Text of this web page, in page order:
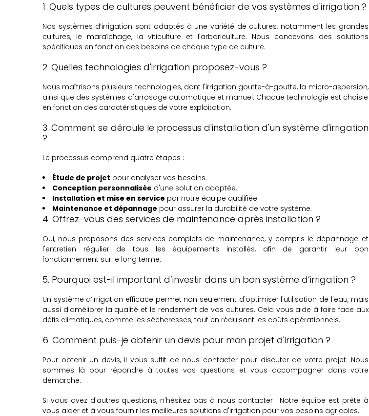
1. Quels types de cultures peuvent bénéficier de vos systèmes d'irrigation ?
Nos systèmes d’irrigation sont adaptés à une variété de cultures, notamment les grandes
cultures, le maraîchage, la viticulture et l'arboriculture. Nous concevons des solutions
spécifiques en fonction des besoins de chaque type de culture.
2. Quelles technologies d'irrigation proposez-vous ?
Nous maîtrisons plusieurs technologies, dont l'irrigation goutte-à-goutte, la micro-aspersion,
ainsi que des systèmes d'arrosage automatique et manuel. Chaque technologie est choisie
en fonction des caractéristiques de votre exploitation.
3. Comment se déroule le processus d'installation d'un système d'irrigation
?
Le processus comprend quatre étapes :
Étude de projet pour analyser vos besoins.
Conception personnalisée d'une solution adaptée.
Installation et mise en service par notre équipe qualifiée.
Maintenance et dépannage pour assurer la durabilité de votre système.
4. Offrez-vous des services de maintenance après installation ?
Oui, nous proposons des services complets de maintenance, y compris le dépannage et
l'entretien régulier de tous les équipements installés, afin de garantir leur bon
fonctionnement sur le long terme.
5. Pourquoi est-il important d’investir dans un bon système d’irrigation ?
Un système d’irrigation efficace permet non seulement d'optimiser l'utilisation de l'eau, mais
aussi d'améliorer la qualité et le rendement de vos cultures. Cela vous aide à faire face aux
défis climatiques, comme les sécheresses, tout en réduisant les coûts opérationnels.
6. Comment puis-je obtenir un devis pour mon projet d'irrigation ?
Pour obtenir un devis, il vous suffit de nous contacter pour discuter de votre projet. Nous
sommes là pour répondre à toutes vos questions et vous accompagner dans votre
démarche.
Si vous avez d'autres questions, n'hésitez pas à nous contacter ! Notre équipe est prête à
vous aider et à vous fournir les meilleures solutions d'irrigation pour vos besoins agricoles.